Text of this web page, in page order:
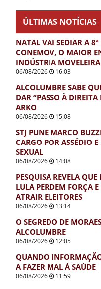
ÚLTIMAS NOTÍCIAS
NATAL VAI SEDIAR A
CONEMOV, O MAIOR
INDÚSTRIA
06/08/2026 16:03
ALCOLUMBRE SABE
DAR “PASSO À
ARKO
06/08/2026 15:08
STJ PUNE MARCO
CARGO POR ASSÉDIO
SEXUAL
06/08/2026 14:08
PESQUISA REVELA
LULA PERDEM FORÇA
ATRAIR ELEITORES
06/08/2026 13:14
O SEGREDO DE
ALCOLUMBRE
06/08/2026 12:05
QUANDO
A FAZER MAL À SAÚDE
06/08/2026 11:59